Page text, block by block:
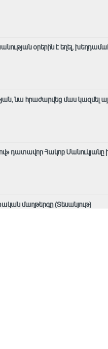
օրերին է եղել,
նա հրաժարվեց մաս կազմել
դատավոր Հակոբ
մաղթերգը (Տեսանյութ)